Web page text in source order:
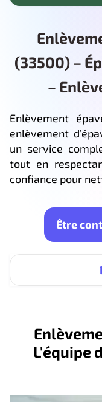
(33500) –
–
Enlèvement
enlèvement
un service
tout en
confiance pour
Être
L'équipe